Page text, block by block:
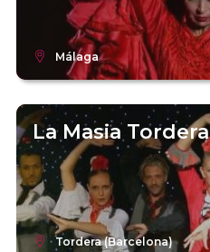
Málaga
La Masia Tordera
Tordera (Barcelona)